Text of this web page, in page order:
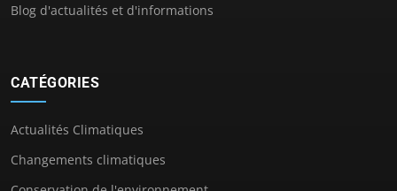
Blog d'actualités et d'informations
CATÉGORIES
Actualités Climatiques
Changements climatiques